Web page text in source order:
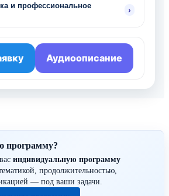
и профессиональное
›
Аудиоописание
программу?
индивидуальную программу
продолжительностью,
— под ваши задачи.